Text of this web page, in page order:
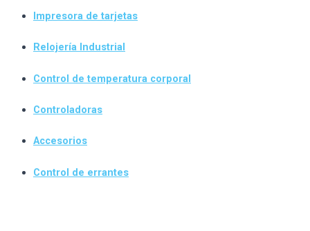
Impresora de tarjetas
Relojería Industrial
Control de temperatura corporal
Controladoras
Accesorios
Control de errantes